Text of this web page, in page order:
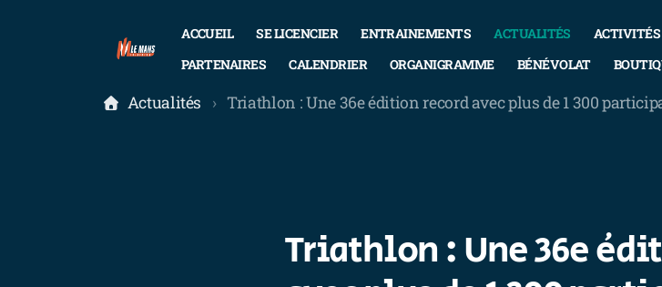
ACCUEIL SE LICENCIER ENTRAINEMENTS ACTUALITÉS ACTIVITÉS
PARTENAIRES
CALENDRIER ORGANIGRAMME BÉNÉVOLAT
Actualités Triathlon : Une 36e édition record avec plus de 1 300
Triathlon : Une 36e